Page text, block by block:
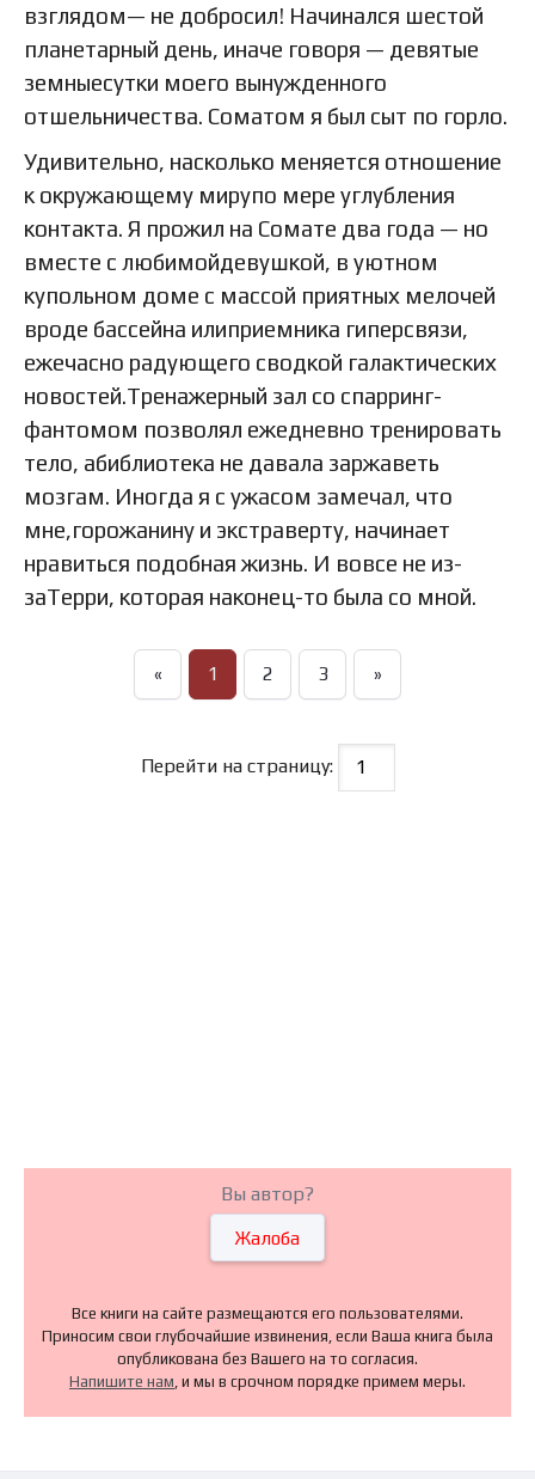
взглядом— не добросил! Начинался шестой
планетарный день, иначе говоря — девятые
земныесутки моего вынужденного
отшельничества. Соматом я был сыт по горло.
Удивительно, насколько меняется отношение
к окружающему мирупо мере углубления
контакта. Я прожил на Сомате два года — но
вместе с любимойдевушкой, в уютном
купольном доме с массой приятных мелочей
вроде бассейна илиприемника гиперсвязи,
ежечасно радующего сводкой галактических
новостей.Тренажерный зал со спарринг-
фантомом позволял ежедневно тренировать
тело, абиблиотека не давала заржаветь
мозгам. Иногда я с ужасом замечал, что
мне,горожанину и экстраверту, начинает
нравиться подобная жизнь. И вовсе не из-
заТерри, которая наконец-то была со мной.
« 1 2 3 »
Перейти на страницу:
Вы автор?
Жалоба
Все книги на сайте размещаются его пользователями.
Приносим свои глубочайшие извинения, если Ваша книга была
опубликована без Вашего на то согласия.
Напишите нам , и мы в срочном порядке примем меры.